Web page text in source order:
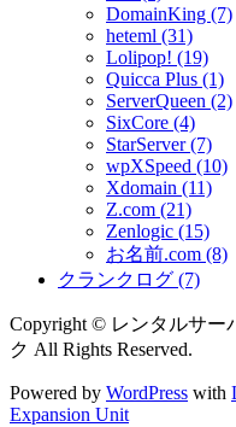
DomainKing (7)
heteml (31)
Lolipop! (19)
Quicca Plus (1)
ServerQueen (2)
SixCore (4)
StarServer (7)
wpXSpeed (10)
Xdomain (11)
Z.com (21)
Zenlogic (15)
お名前.com (8)
クランクログ (7)
Copyright © レンタルサー
ク All Rights Reserved.
Powered by WordPress with
Expansion Unit